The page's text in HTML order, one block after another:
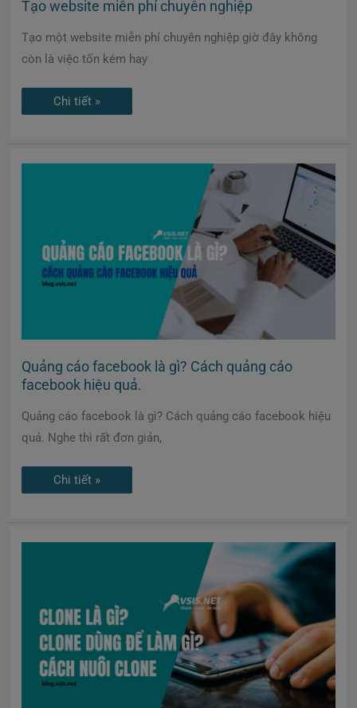
Tạo website miễn phí chuyên nghiệp
Tạo một website miễn phí chuyên nghiệp giờ đây không
còn là việc tốn kém hay
Chi tiết »
Quảng cáo facebook là gì? Cách quảng cáo
facebook hiệu quả.
Quảng cáo facebook là gì? Cách quảng cáo facebook hiệu
quả. Nghe thì rất đơn giản,
Quảng
cáo
facebook
hiệu
quả.
Chi tiết »
Clone
làm
gì?
Cách
nuôi
clone